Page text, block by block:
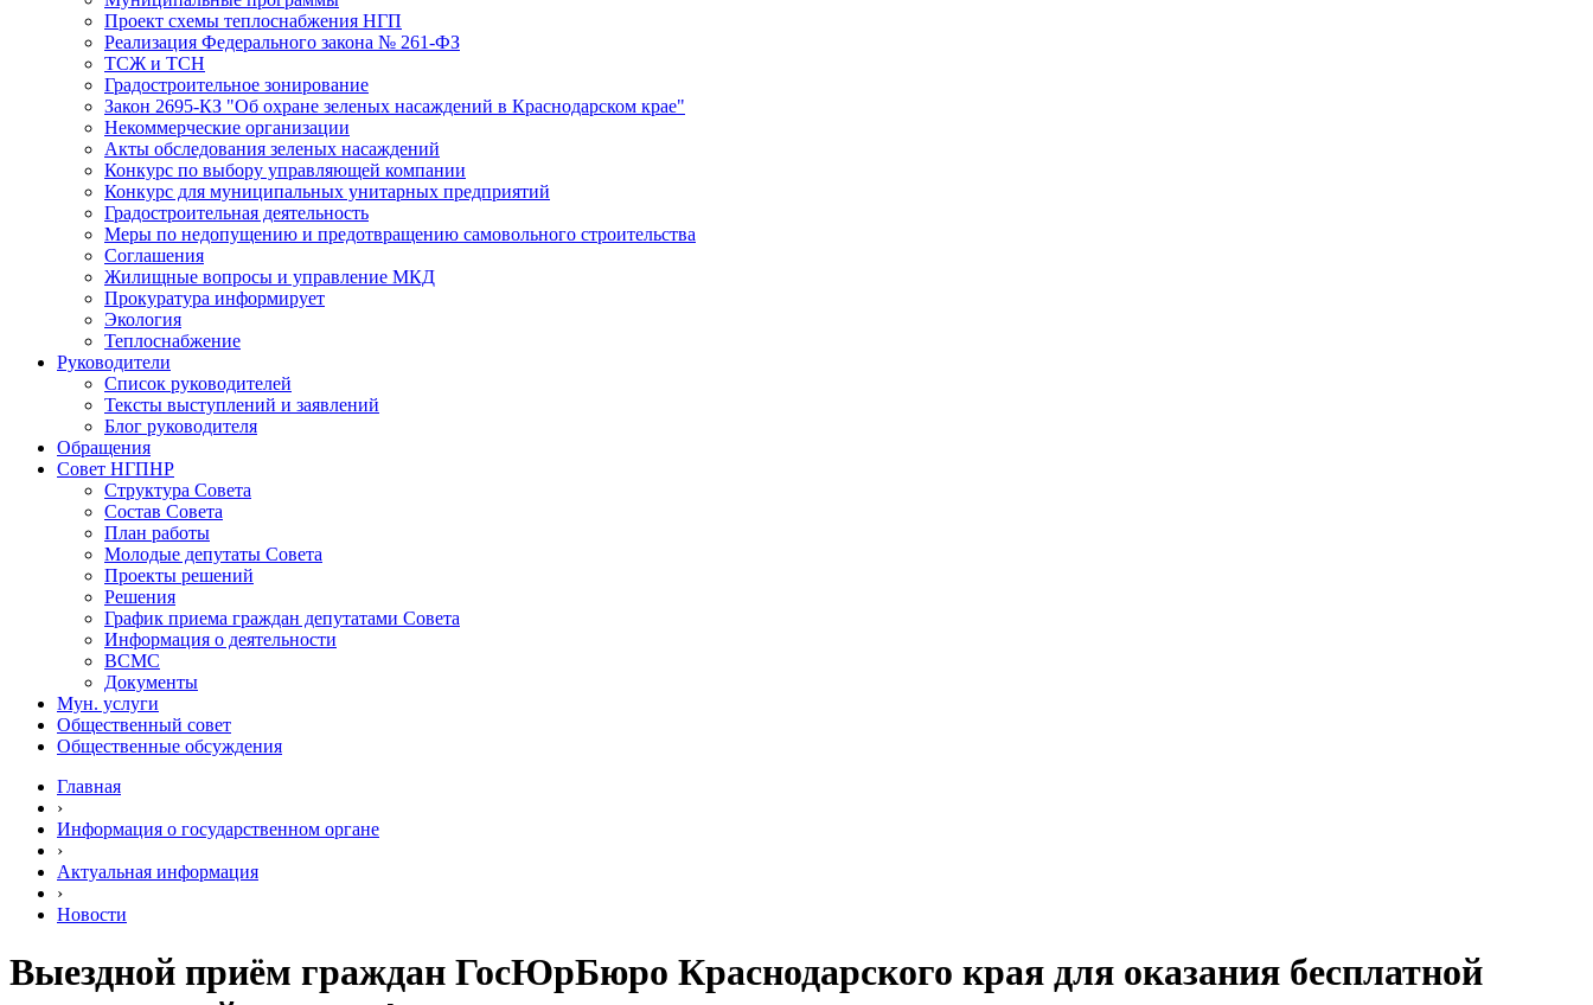
Проект схемы теплоснабжения НГП
Реализация Федерального закона № 261-ФЗ
ТСЖ и ТСН
Градостроительное зонирование
Закон 2695-КЗ "Об охране зеленых насаждений в Краснодарском крае"
Некоммерческие организации
Акты обследования зеленых насаждений
Конкурс по выбору управляющей компании
Конкурс для муниципальных унитарных предприятий
Градостроительная деятельность
Меры по недопущению и предотвращению самовольного строительства
Соглашения
Жилищные вопросы и управление МКД
Прокуратура информирует
Экология
Теплоснабжение
Руководители
Список руководителей
Тексты выступлений и заявлений
Блог руководителя
Обращения
Совет НГПНР
Структура Совета
Состав Совета
План работы
Молодые депутаты Совета
Проекты решений
Решения
График приема граждан депутатами Совета
Информация о деятельности
ВСМС
Документы
Мун. услуги
Общественный совет
Общественные обсуждения
Главная
›
Информация о государственном органе
›
Актуальная информация
›
Новости
Выездной приём граждан ГосЮрБюро Краснодарского края для оказания бесплатной